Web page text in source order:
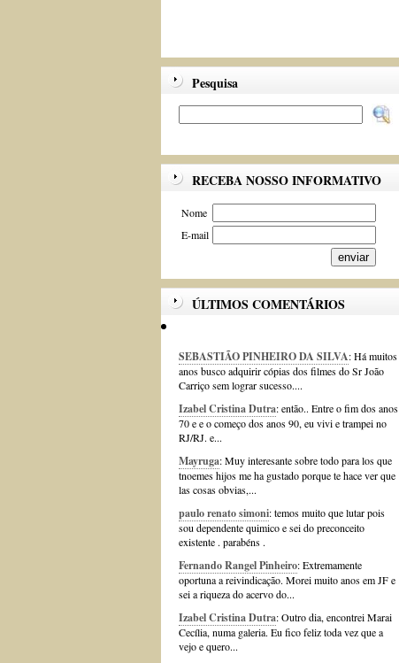
Pesquisa
RECEBA NOSSO INFORMATIVO
Nome
E-mail
ÚLTIMOS COMENTÁRIOS
SEBASTIÃO PINHEIRO DA SILVA: Há muitos
anos busco adquirir cópias dos filmes do Sr João
Carriço sem lograr sucesso....
Izabel Cristina Dutra: então.. Entre o fim dos anos
70 e e o começo dos anos 90, eu vivi e trampei no
RJ/RJ. e...
Mayruga: Muy interesante sobre todo para los que
tnoemes hijos me ha gustado porque te hace ver que
las cosas obvias,...
paulo renato simoni: temos muito que lutar pois
sou dependente quimico e sei do preconceito
existente . parabéns .
Fernando Rangel Pinheiro: Extremamente
oportuna a reivindicação. Morei muito anos em JF e
sei a riqueza do acervo do...
Izabel Cristina Dutra: Outro dia, encontrei Marai
Cecília, numa galeria. Eu fico feliz toda vez que a
vejo e quero...